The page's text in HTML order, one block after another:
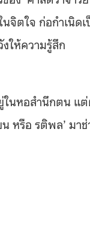
จิตใจ ก่อกำเนิดเ
ให้ความรู้สึก
ในหอสำนึกตน แ
หรือ รติพล’ มาช่